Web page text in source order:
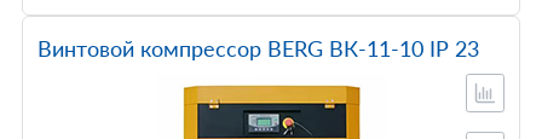
Винтовой компрессор BERG ВК-11-10 IP 23